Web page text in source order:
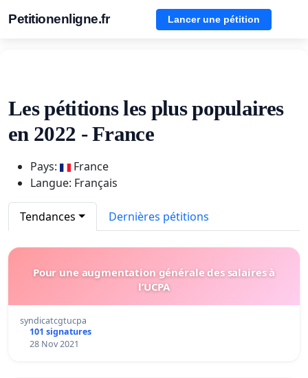
Petitionenligne.fr Lancer une pétition
Les pétitions les plus populaires
en 2022 - France
Pays:
France
Langue: Français
Tendances Dernières pétitions
Pour une augmentation générale des salaires à
l’UCPA
syndicatcgtucpa
101 signatures
28 Nov 2021